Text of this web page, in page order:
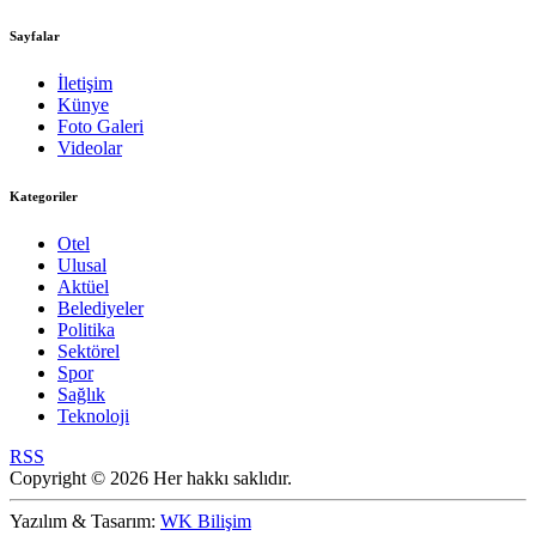
Sayfalar
İletişim
Künye
Foto Galeri
Videolar
Kategoriler
Otel
Ulusal
Aktüel
Belediyeler
Politika
Sektörel
Spor
Sağlık
Teknoloji
RSS
Copyright © 2026 Her hakkı saklıdır.
Yazılım & Tasarım: WK Bilişim